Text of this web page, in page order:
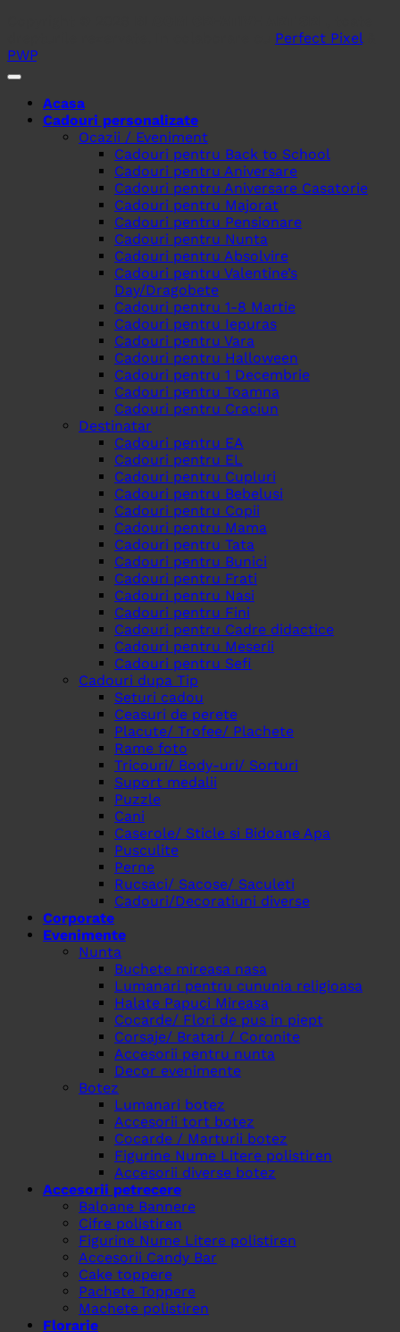
Perfect Pixel&
PWP.
Acasa
Cadouri personalizate
Ocazii / Eveniment
Cadouri pentru Back to School
Cadouri pentru Aniversare
Cadouri pentru Aniversare Casatorie
Cadouri pentru Majorat
Cadouri pentru Pensionare
Cadouri pentru Nunta
Cadouri pentru Absolvire
Cadouri pentru Valentine’s
Day/Dragobete
Cadouri pentru 1-8 Martie
Cadouri pentru Iepuras
Cadouri pentru Vara
Cadouri pentru Halloween
Cadouri pentru 1 Decembrie
Cadouri pentru Toamna
Cadouri pentru Craciun
Destinatar
Cadouri pentru EA
Cadouri pentru EL
Cadouri pentru Cupluri
Cadouri pentru Bebelusi
Cadouri pentru Copii
Cadouri pentru Mama
Cadouri pentru Tata
Cadouri pentru Bunici
Cadouri pentru Frati
Cadouri pentru Nasi
Cadouri pentru Fini
Cadouri pentru Cadre didactice
Cadouri pentru Meserii
Cadouri pentru Sefi
Cadouri dupa Tip
Seturi cadou
Ceasuri de perete
Placute/ Trofee/ Plachete
Rame foto
Tricouri/ Body-uri/ Sorturi
Suport medalii
Puzzle
Cani
Caserole/ Sticle si Bidoane Apa
Pusculite
Perne
Rucsaci/ Sacose/ Saculeti
Cadouri/Decoratiuni diverse
Corporate
Evenimente
Nunta
Buchete mireasa nasa
Lumanari pentru cununia religioasa
Halate Papuci Mireasa
Cocarde/ Flori de pus in piept
Corsaje/ Bratari / Coronite
Accesorii pentru nunta
Decor evenimente
Botez
Lumanari botez
Accesorii tort botez
Cocarde / Marturii botez
Figurine Nume Litere polistiren
Accesorii diverse botez
Accesorii petrecere
Baloane Bannere
Cifre polistiren
Figurine Nume Litere polistiren
Accesorii Candy Bar
Cake toppere
Pachete Toppere
Machete polistiren
Florarie